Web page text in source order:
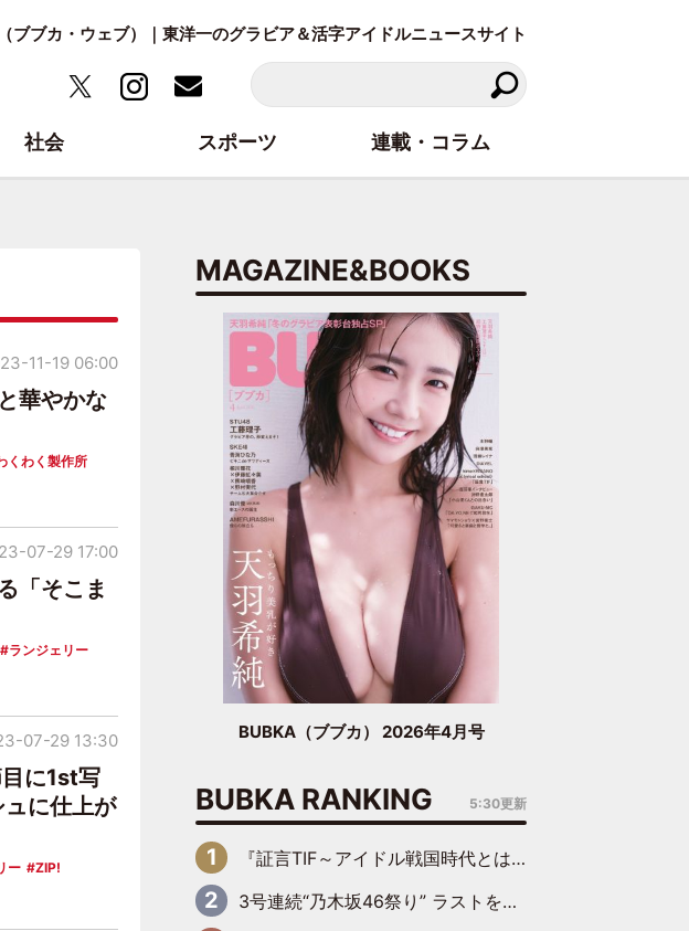
ブブカ・ウェブ）｜東洋一のグラビア＆活字アイドルニュースサイト
華やかな
くわく製作所
11-19 06:00
「そこま
ランジェリー
07-29 17:00
に1st写
に仕上が
ー
ZIP!
07-29 13:30
MAGAZINE&BOOKS
BUBKA（ブブカ） 2026年4月号
BUBKA RANKING 5:30更新
『証言TIF～アイドル戦国時代とはなんだったのか～』第6回：でんぱ組.inc・古川未鈴×相沢梨紗「『ハロプロやりたかったな』って言ったら、夢眠ねむさんに『てめえはでんぱ組．incなんだよ！』って肩パンされて(笑)」
3号連続“乃木坂46祭り” ラストを飾るのは賀喜遥香…5年ぶりの登場に「5年分大人になった私を見ていただけたら」
社会 スポーツ 連載・コラム